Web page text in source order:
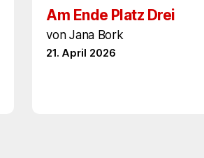
Am Ende Platz Drei
von Jana Bork
21. April 2026